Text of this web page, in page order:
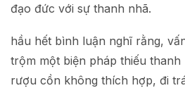
đạo đức với sự thanh nhã.
hầu hết bình luận nghĩ rằng,
trộm một biện pháp thiếu
rượu cồn không thích hợp, đi